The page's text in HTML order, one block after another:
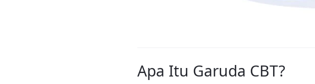
Apa Itu Garuda CBT?